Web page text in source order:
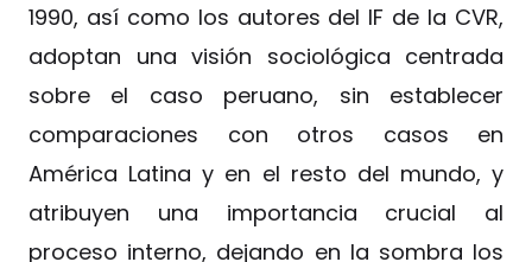
1990, así como los autores del IF de la CVR,
adoptan una visión sociológica centrada
sobre el caso peruano, sin establecer
comparaciones con otros casos en
América Latina y en el resto del mundo, y
atribuyen una importancia crucial al
proceso interno, dejando en la sombra los